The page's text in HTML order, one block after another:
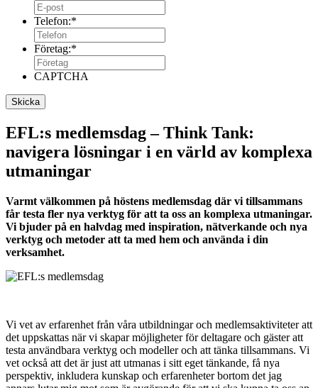
Telefon:*
Företag:*
CAPTCHA
EFL:s medlemsdag – Think Tank:
navigera lösningar i en värld av komplexa
utmaningar
Varmt välkommen på höstens medlemsdag där vi tillsammans
får testa fler nya verktyg för att ta oss an komplexa utmaningar.
Vi bjuder på en halvdag med inspiration, nätverkande och nya
verktyg och metoder att ta med hem och använda i din
verksamhet.
Vi vet av erfarenhet från våra utbildningar och medlemsaktiviteter att
det uppskattas när vi skapar möjligheter för deltagare och gäster att
testa användbara verktyg och modeller och att tänka tillsammans. Vi
vet också att det är just att utmanas i sitt eget tänkande, få nya
perspektiv, inkludera kunskap och erfarenheter bortom det jag